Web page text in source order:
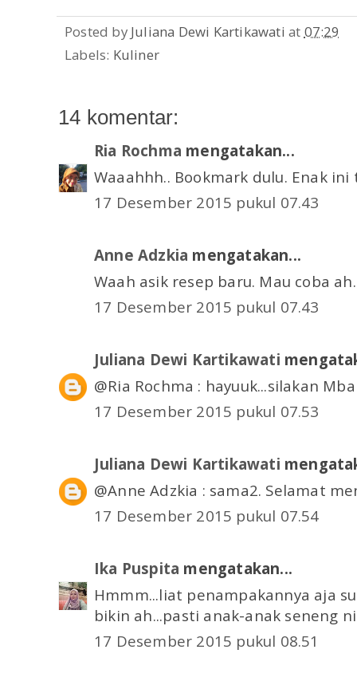
Posted by Juliana Dewi Kartikawati at 07:29
Labels: Kuliner
14 komentar:
Ria Rochma mengatakan...
Waaahhh.. Bookmark dulu. Enak ini
17 Desember 2015 pukul 07.43
Anne Adzkia mengatakan...
Waah asik resep baru. Mau coba
17 Desember 2015 pukul 07.43
Juliana Dewi Kartikawati
@Ria Rochma : hayuuk...silakan
17 Desember 2015 pukul 07.53
Juliana Dewi Kartikawati
@Anne Adzkia : sama2. Selamat
17 Desember 2015 pukul 07.54
Ika Puspita mengatakan...
Hmmm...liat penampakannya aja
bikin ah...pasti anak-anak seneng
17 Desember 2015 pukul 08.51